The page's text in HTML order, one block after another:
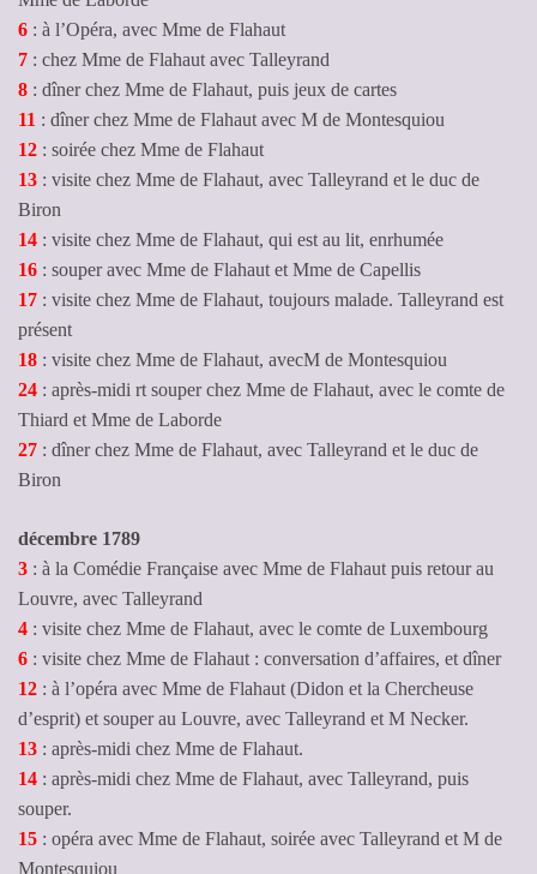
6 : à l’Opéra, avec Mme de Flahaut
7 : chez Mme de Flahaut avec Talleyrand
8 : dîner chez Mme de Flahaut, puis jeux de cartes
11 : dîner chez Mme de Flahaut avec M de Montesquiou
12 : soirée chez Mme de Flahaut
13 : visite chez Mme de Flahaut, avec Talleyrand et le duc de
Biron
14 : visite chez Mme de Flahaut, qui est au lit, enrhumée
16 : souper avec Mme de Flahaut et Mme de Capellis
17 : visite chez Mme de Flahaut, toujours malade. Talleyrand est
présent
18 : visite chez Mme de Flahaut, avecM de Montesquiou
24 : après-midi rt souper chez Mme de Flahaut, avec le comte de
Thiard et Mme de Laborde
27 : dîner chez Mme de Flahaut, avec Talleyrand et le duc de
Biron
décembre 1789
3 : à la Comédie Française avec Mme de Flahaut puis retour au
Louvre, avec Talleyrand
4 : visite chez Mme de Flahaut, avec le comte de Luxembourg
6 : visite chez Mme de Flahaut : conversation d’affaires, et dîner
12 : à l’opéra avec Mme de Flahaut (Didon et la Chercheuse
d’esprit) et souper au Louvre, avec Talleyrand et M Necker.
13 : après-midi chez Mme de Flahaut.
14 : après-midi chez Mme de Flahaut, avec Talleyrand, puis
souper.
15 : opéra avec Mme de Flahaut, soirée avec Talleyrand et M de
Montesquiou